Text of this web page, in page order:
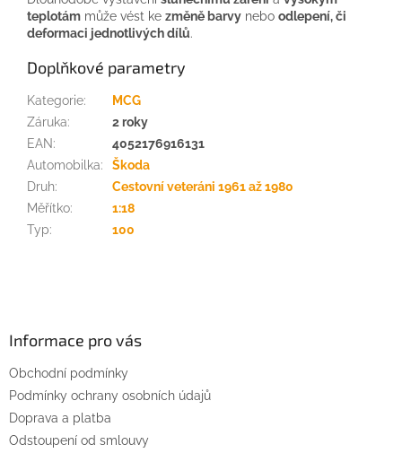
teplotám může vést ke změně barvy nebo odlepení, či
deformaci jednotlivých dílů.
Doplňkové parametry
Kategorie:
MCG
Záruka:
2 roky
EAN:
4052176916131
Automobilka:
Škoda
Druh:
Cestovní veteráni 1961 až 1980
Měřítko:
1:18
Typ: 100
Informace pro vás
Obchodní podmínky
Podmínky ochrany osobních údajů
Doprava a platba
Odstoupení od smlouvy